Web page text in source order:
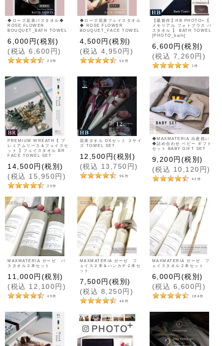
◆ローズ花束バスタオル◆
ROSE FLOWER
BOUQUET_BATH TOWEL
6,000円(税別)
(税込 6,600 円)
23件
◆ローズ花束フェイスタオル
◆ ROSE FLOWER
BOUQUET_FACE TOWEL
4,500円 (税別)
(税込 4,950円 )
54 件
【最新作】HB PHOTO+【
メモリアル フォトプラス バ
スタオル 】 BATH TOWEL
[PHOTO_bath]
6,600円 (税別)
(税込 7,260円 )
1件
PREMIUM WREATH【 プ
レミアムリース＆フェイスセ
ット 】フェイスタオル BR
FACE TOWEL SET
14,500円 (税別)
(税込 15,950円 )
20件
花束タオル DXセット ３サイ
ズ TOWEL SET
12,500円(税別)
(税込 13,750 円)
96 件
◆MAXMATERIA 出産祝い
◆詰め合わせ ベビー ギフト
セット BABY GIFT SET
9,200円 (税別)
(税込 10,120 円)
42 件
MAXMATERIA ガーゼ バ
スタオル３本セット
11,000円 (税別)
(税込 12,100円 )
49件
MAXMATERIA ガーゼ フ
ェイス２本＆ハンカチ２本セ
ット
7,500円 (税別)
(税込 8,250円 )
48 件
MAXMATERIA ガーゼ フ
ェイスタオル２本セット
6,000円 (税別)
(税込 6,600円 )
184件